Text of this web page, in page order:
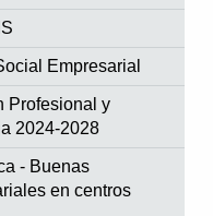
Empresarial
Profesional y
2024-2028
- Buenas
en centros